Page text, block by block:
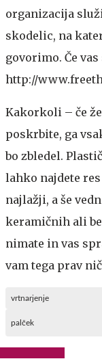
organizacija
skodelic, na
govorimo. Če
http://
Kakorkoli – če
poskrbite, ga
bo zbledel.
lahko najdete
najlažji, a še
keramičnih ali
nimate in vas
vam tega prav
vrtnarjenje
palček